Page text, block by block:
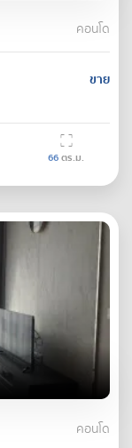
คอนโด
ขาย
66ตร.ม.
คอนโด